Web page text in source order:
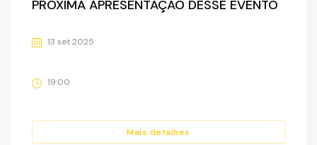
PRÓXIMA APRESENTAÇÃO DESSE EVENTO
Mais detalhes
13 set 2025
19:00